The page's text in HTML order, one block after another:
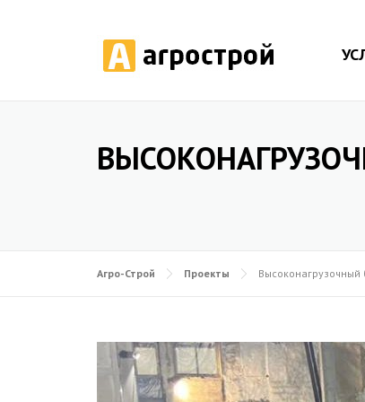
Агро-Строй Проекты